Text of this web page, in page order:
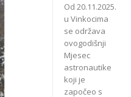
Od 20.11.2025.
u Vinkocima
se održava
ovogodišnji
Mjesec
astronautike
koji je
započeo s